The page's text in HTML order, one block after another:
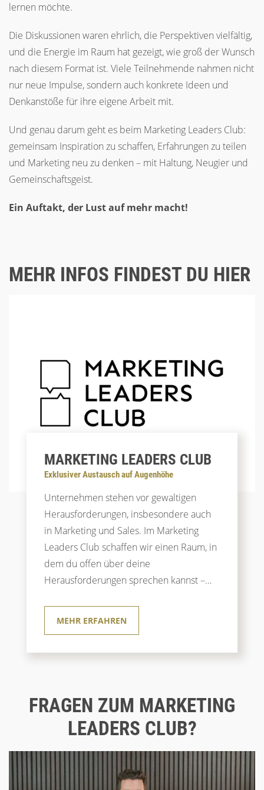
lernen möchte.
Die Diskussionen waren ehrlich, die Perspektiven vielfältig,
und die Energie im Raum hat gezeigt, wie groß der Wunsch
nach diesem Format ist. Viele Teilnehmende nahmen nicht
nur neue Impulse, sondern auch konkrete Ideen und
Denkanstöße für ihre eigene Arbeit mit.
Und genau darum geht es beim Marketing Leaders Club:
gemeinsam Inspiration zu schaffen, Erfahrungen zu teilen
und Marketing neu zu denken – mit Haltung, Neugier und
Gemeinschaftsgeist.
Ein Auftakt, der Lust auf mehr macht!
MEHR INFOS FINDEST DU HIER
MARKETING LEADERS CLUB
Exklusiver Austausch auf Augenhöhe
Unternehmen stehen vor gewaltigen
Herausforderungen, insbesondere auch
in Marketing und Sales. Im Marketing
Leaders Club schaffen wir einen Raum, in
dem du offen über deine
Herausforderungen sprechen kannst –
MEHR ERFAHREN
FRAGEN ZUM MARKETING
LEADERS CLUB?